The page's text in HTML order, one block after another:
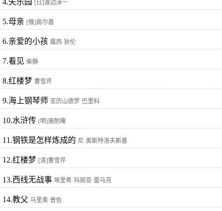
4.失乐园 [日]渡边淳一
5.母亲 [俄]高尔基
6.亲爱的小孩 露西·狄伦
7.看见 柴静
8.红楼梦 曹雪芹
9.海上钢琴师 亚历山德罗·巴里科
10.水浒传 (明)施耐庵
11.钢铁是怎样炼成的 尼·奥斯特洛夫斯基
12.红楼梦 [清]曹雪芹
13.西线无战事 埃里希·玛丽亚·雷马克
14.教父 马里奥·普佐